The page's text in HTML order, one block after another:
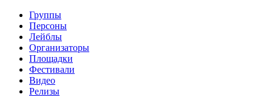
Группы
Персоны
Лейблы
Организаторы
Площадки
Фестивали
Видео
Релизы